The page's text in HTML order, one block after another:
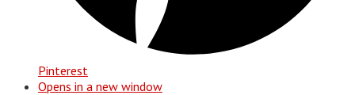
Pinterest
Opens in a new window